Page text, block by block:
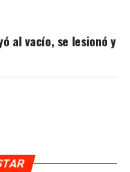
al vacío, se lesionó y